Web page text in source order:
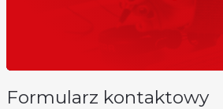
Formularz kontaktowy